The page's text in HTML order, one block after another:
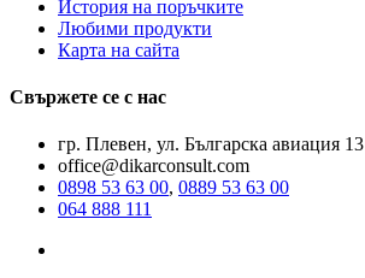
История на поръчките
Любими продукти
Карта на сайта
Свържете се с нас
гр. Плевен, ул. Българска авиация 13
office@dikarconsult.com
0898 53 63 00, 0889 53 63 00
064 888 111